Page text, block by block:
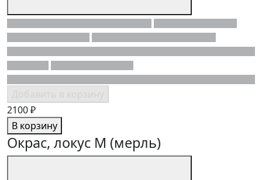
2100 ₽
В корзину
Окрас, локус M (мерль)